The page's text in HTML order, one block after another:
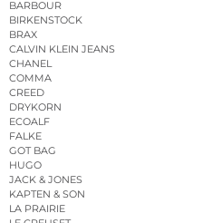
BARBOUR
BIRKENSTOCK
BRAX
CALVIN KLEIN JEANS
CHANEL
COMMA
CREED
DRYKORN
ECOALF
FALKE
GOT BAG
HUGO
JACK & JONES
KAPTEN & SON
LA PRAIRIE